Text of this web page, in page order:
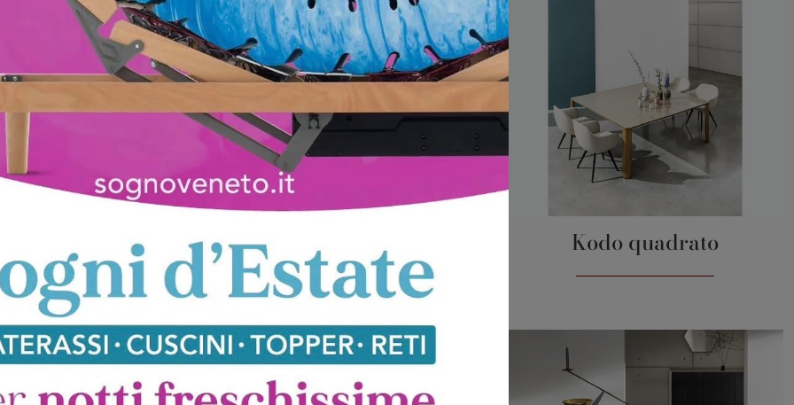
shaped Grandeod MAXI Kodo quadrato